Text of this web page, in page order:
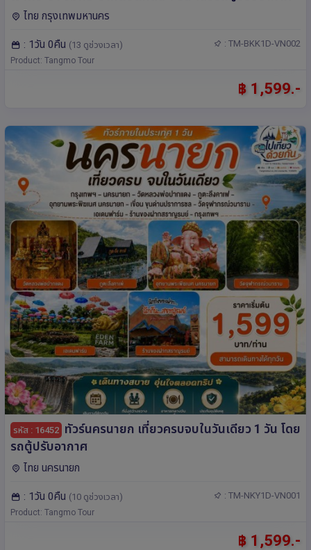
ไทย กรุงเทพมหานคร
: 1วัน 0คืน (13 ดูช่วงเวลา) : TM-BKK1D-VN002
Product: Tangmo Tour
฿ 1,599.-
รหัส : 16452 ทัวร์นครนายก เที่ยวครบจบในวันเดียว 1 วัน โดย
รถตู้ปรับอากาศ
ไทย นครนายก
: 1วัน 0คืน (10 ดูช่วงเวลา) : TM-NKY1D-VN001
Product: Tangmo Tour
฿ 1,599.-